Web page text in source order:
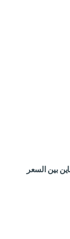
وسط تباين بين السعر